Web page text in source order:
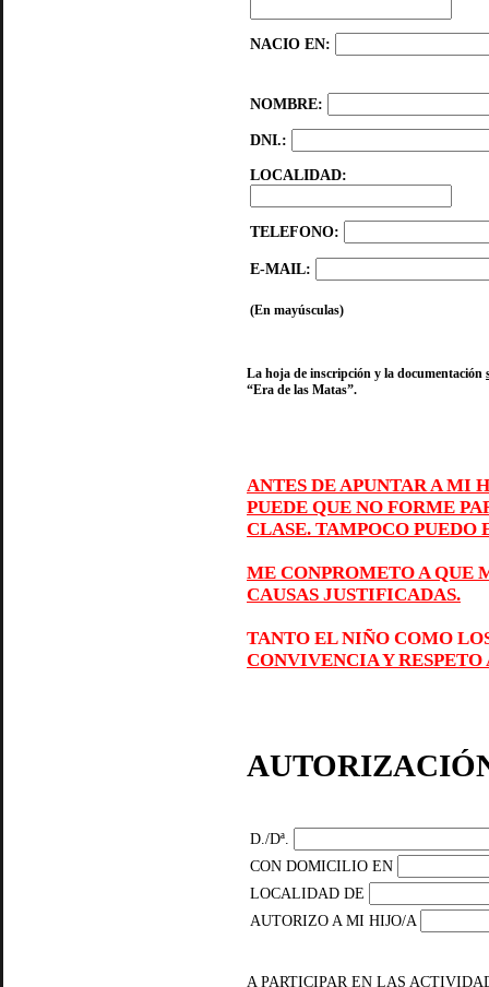
NACIO EN:
NOMBRE:
DNI.:
LOCALIDAD:
TELEFONO:
E-MAIL:
(En mayúsculas)
La hoja de inscripción y la documentación
“Era de las Matas”.
ANTES DE APUNTAR A MI
PUEDE QUE NO FORME
CLASE. TAMPOCO
ME CONPROMETO A QUE
CAUSAS JUSTIFICADAS.
TANTO EL NIÑO COMO
CONVIVENCIA Y
D./Dª.
CON DOMICILIO EN
LOCALIDAD DE
AUTORIZO A MI HIJO/A
A PARTICIPAR EN LAS